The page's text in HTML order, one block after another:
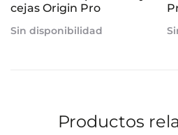
cejas Origin Pro
Sin disponibilidad
Productos